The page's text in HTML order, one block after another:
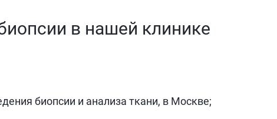
в нашей клинике
биопсии и анализа ткани, в Москве;